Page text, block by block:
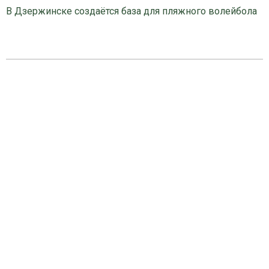
В Дзержинске создаётся база для пляжного волейбола